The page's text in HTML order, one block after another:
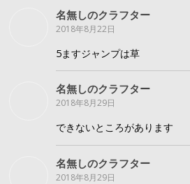
名無しのクラフター
2018年8月22日
5ますジャンプは草
名無しのクラフター
2018年8月29日
できないところがあります
名無しのクラフター
2018年8月29日